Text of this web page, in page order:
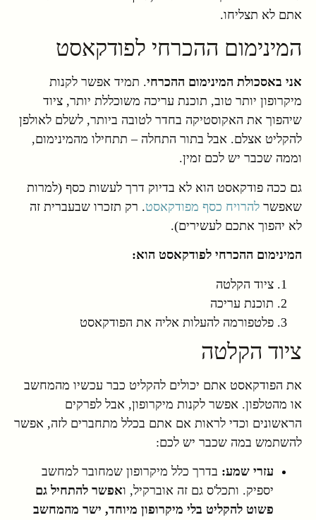
אתם לא תצליחו.
המינימום ההכרחי לפודקאסט
אני באסכולת המינימום ההכרחי. תמיד אפשר לקנות
מיקרופון יותר טוב, תוכנת עריכה משוכללת יותר, ציוד
שיהפוך את האקוסטיקה בחדר לטובה ביותר, לשלם לאולפן
להקליט אצלם. אבל בתור התחלה – תתחילו מהמינימום,
וממה שכבר יש לכם זמין.
גם ככה פודקאסט הוא לא בדיוק דרך לעשות כסף (למרות
שאפשר להרויח כסף מפודקאסט. רק תזכרו שבעברית זה
לא יהפוך אתכם לעשירים).
המינימום ההכרחי לפודקאסט הוא:
ציוד הקלטה
תוכנת עריכה
פלטפורמה להעלות אליה את הפודקאסט
ציוד הקלטה
את הפודקאסט אתם יכולים להקליט כבר עכשיו מהמחשב
או מהטלפון. אפשר לקנות מיקרופון, אבל לפרקים
הראשונים וכדי לראות אם אתם בכלל מתחברים לזה, אפשר
להשתמש במה שכבר יש לכם:
עזרי שמע: בדרך כלל מיקרופון שמחובר למחשב
יספיק. ותכל'ס גם זה אוברקיל, ואפשר להתחיל גם
פשוט להקליט בלי מיקרופון מיוחד, ישר מהמחשב